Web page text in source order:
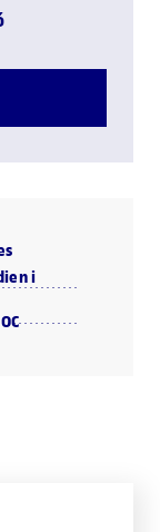
i